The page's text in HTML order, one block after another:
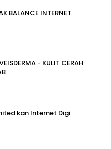
BALANCE INTERNET
- KULIT CERAH
kan Internet Digi